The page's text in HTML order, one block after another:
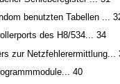
benutzten Tabellen ...
des H8/534... 34
zur Netzfehlerermittlung...
40